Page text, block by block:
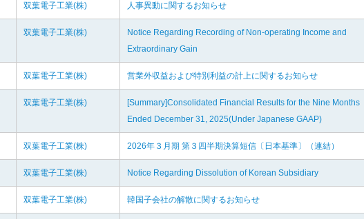
双葉電子工業(株) 人事異動に関するお知らせ
双葉電子工業(株)
Notice Regarding Recording of Non-operating Income and
Extraordinary Gain
双葉電子工業(株) 営業外収益および特別利益の計上に関するお知らせ
双葉電子工業(株)
[Summary]Consolidated Financial Results for the Nine Months
Ended December 31, 2025(Under Japanese GAAP)
双葉電子工業(株) 2026年３月期 第３四半期決算短信〔日本基準〕（連結）
双葉電子工業(株) Notice Regarding Dissolution of Korean Subsidiary
双葉電子工業(株) 韓国子会社の解散に関するお知らせ